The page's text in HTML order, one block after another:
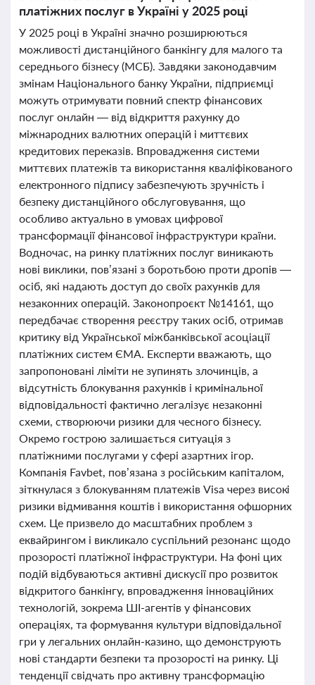
платіжних послуг в Україні у 2025 році
У 2025 році в Україні значно розширюються
можливості дистанційного банкінгу для малого та
середнього бізнесу (МСБ). Завдяки законодавчим
змінам Національного банку України, підприємці
можуть отримувати повний спектр фінансових
послуг онлайн — від відкриття рахунку до
міжнародних валютних операцій і миттєвих
кредитових переказів. Впровадження системи
миттєвих платежів та використання кваліфікованого
електронного підпису забезпечують зручність і
безпеку дистанційного обслуговування, що
особливо актуально в умовах цифрової
трансформації фінансової інфраструктури країни.
Водночас, на ринку платіжних послуг виникають
нові виклики, пов’язані з боротьбою проти дропів —
осіб, які надають доступ до своїх рахунків для
незаконних операцій. Законопроєкт №14161, що
передбачає створення реєстру таких осіб, отримав
критику від Української міжбанківської асоціації
платіжних систем ЄМА. Експерти вважають, що
запропоновані ліміти не зупинять злочинців, а
відсутність блокування рахунків і кримінальної
відповідальності фактично легалізує незаконні
схеми, створюючи ризики для чесного бізнесу.
Окремо гострою залишається ситуація з
платіжними послугами у сфері азартних ігор.
Компанія Favbet, пов’язана з російським капіталом,
зіткнулася з блокуванням платежів Visa через високі
ризики відмивання коштів і використання офшорних
схем. Це призвело до масштабних проблем з
еквайрингом і викликало суспільний резонанс щодо
прозорості платіжної інфраструктури. На фоні цих
подій відбуваються активні дискусії про розвиток
відкритого банкінгу, впровадження інноваційних
технологій, зокрема ШІ-агентів у фінансових
операціях, та формування культури відповідальної
гри у легальних онлайн-казино, що демонструють
нові стандарти безпеки та прозорості на ринку. Ці
тенденції свідчать про активну трансформацію